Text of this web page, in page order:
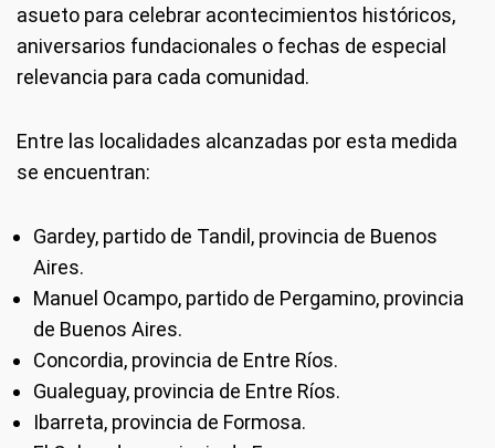
asueto para celebrar acontecimientos históricos,
aniversarios fundacionales o fechas de especial
relevancia para cada comunidad.
Entre las localidades alcanzadas por esta medida
se encuentran:
Gardey, partido de Tandil, provincia de Buenos
Aires.
Manuel Ocampo, partido de Pergamino, provincia
de Buenos Aires.
Concordia, provincia de Entre Ríos.
Gualeguay, provincia de Entre Ríos.
Ibarreta, provincia de Formosa.